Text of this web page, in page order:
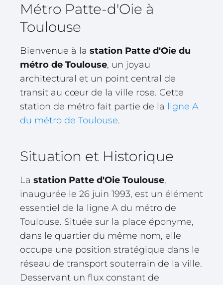
Métro Patte-d'Oie à
Toulouse
Bienvenue à la station Patte d'Oie du
métro de Toulouse, un joyau
architectural et un point central de
transit au cœur de la ville rose. Cette
station de métro fait partie de la ligne A
du métro de Toulouse.
Situation et Historique
La station Patte d'Oie Toulouse,
inaugurée le 26 juin 1993, est un élément
essentiel de la ligne A du métro de
Toulouse. Située sur la place éponyme,
dans le quartier du même nom, elle
occupe une position stratégique dans le
réseau de transport souterrain de la ville.
Desservant un flux constant de